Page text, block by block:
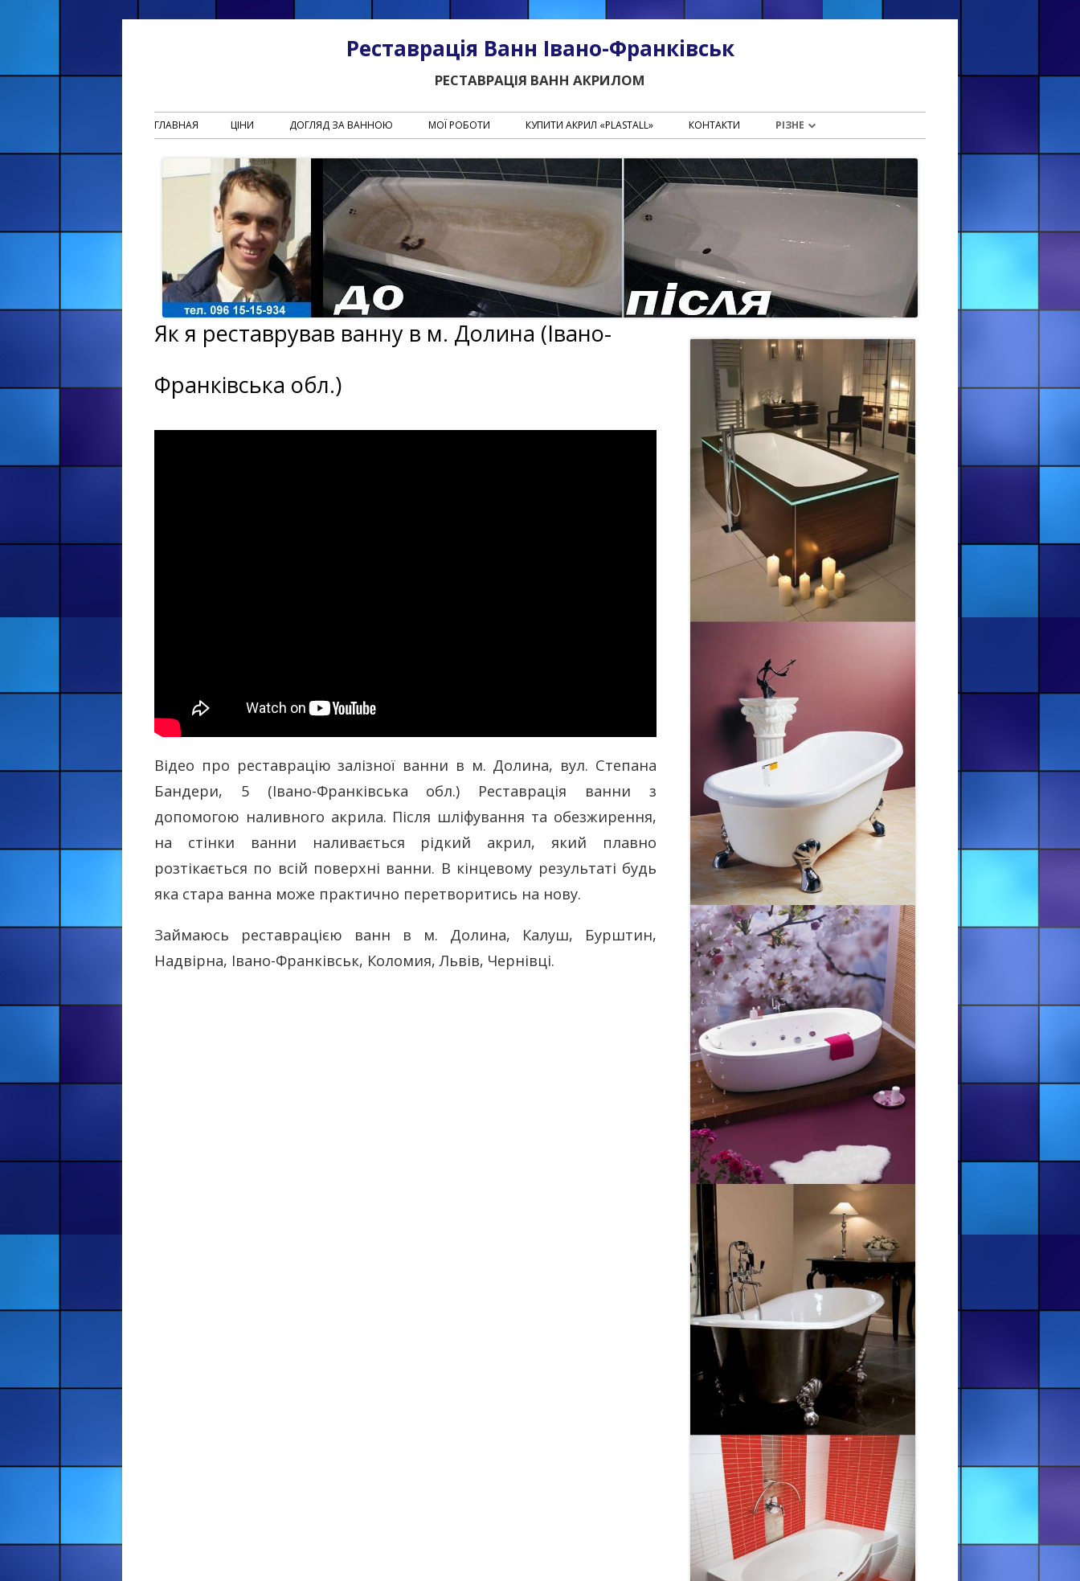
Реставрація Ванн Івано-Франківськ
РЕСТАВРАЦІЯ ВАНН АКРИЛОМ
Перейти к содержанию
ГЛАВНАЯ ЦІНИ ДОГЛЯД ЗА ВАННОЮ МОЇ РОБОТИ КУПИТИ АКРИЛ «PLASTALL» КОНТАКТИ РІЗНЕ
ФРАНКІВСЬК (ВУЛ.
ГАЛИЦЬКОГО, 56)
ВАННИ РІДКИМ АКРИЛОМ
ВИРОБНИЦТВО АКРИЛА ДЛЯ
ВАННИ
ДЕ КУПИТИ РІДКИЙ АКРИЛ ДЛЯ
КАЛУШ. РЕСТАВРАЦІЯ ВАННИ В
КАЛУШІ (ВУЛ. СТУСА, 4)
КОЛОМИЯ. РЕСТАВРАЦІЯ
ЗАЛІЗНОЇ ВАННИ В КОЛОМИЇ
(ЛИСЕНКА, 36)
КУПИТИ РІДКИЙ АКРИЛ ДЛЯ
ВАНН У ЛЬВОВІ
ПОКРАСКА ВАННИ АКРИЛОМ В
ДРОГОБИЧІ, ЛЬВІВСЬКА ОБЛ.
(БОРИСЛАВСЬКА, 1)
ТА ОБЛАСТЬ
РЕСТАВРАЦІЯ ВАНН —
ЖИТОМИР ТА ОБЛАСТЬ
РЕСТАВРАЦІЯ ВАНН —
КІРОВОГРАД ТА ОБЛАСТЬ
РЕСТАВРАЦІЯ ВАНН — КИЇВ ТА
РЕСТАВРАЦІЯ ВАНН — ЛУЦЬК ТА
ОБЛАСТЬ
РЕСТАВРАЦІЯ ВАНН — ЛЬВІВ ТА
ОБЛАСТЬ
РЕСТАВРАЦІЯ ВАНН — РІВНЕ ТА
ОБЛАСТЬ
РЕСТАВРАЦІЯ ВАНН —
ТЕРНОПІЛЬ ТА ОБЛАСТЬ
РЕСТАВРАЦІЯ ВАНН —
ХМЕЛЬНИЦЬКИЙ ТА ОБЛАСТЬ
ТА ОБЛАСТЬ
РЕСТАВРАЦІЯ ВАНН — ЧЕРНІВЦІ
ТА ОБЛАСТЬ
РЕСТАВРАЦІЯ ВАННИ В ІВАНО-
ФРАНКІВСЬКІЙ ОБЛ.,
ДОЛИНСЬКИЙ Р-Н, СЕЛО
ДУБРОВА
РЕСТАВРАЦІЯ ВАННИ В М.
БУСЬК, ЛЬВІВСЬКА ОБЛ
РЕСТАВРАЦІЯ ВАННИ. ДО І ПІСЛЯ
( М. ДОЛИНА, ВУЛ ОБЛІСКИ, 24Б)
РЕСТАВРАЦИЯ ВАНН —
ДНЕПРОПЕТРОВСК И ОБЛАСТЬ
РЕСТАВРАЦИЯ ВАНН — ДОНЕЦК
И ОБЛАСТЬ
РЕСТАВРАЦИЯ ВАНН —
ЗАПОРОЖЬЕ И ОБЛАСТЬ
Як я реставрував ванну в м. Долина (Івано-
Франківська обл.)
Відео про реставрацію залізної ванни в м. Долина, вул. Степана
Бандери, 5 (Івано-Франківська обл.) Реставрація ванни з
допомогою наливного акрила. Після шліфування та обезжирення,
на стінки ванни наливається рідкий акрил, який плавно
розтікається по всій поверхні ванни. В кінцевому результаті будь
яка стара ванна може практично перетворитись на нову.
Займаюсь реставрацією ванн в м. Долина, Калуш, Бурштин,
Надвірна, Івано-Франківськ, Коломия, Львів, Чернівці.